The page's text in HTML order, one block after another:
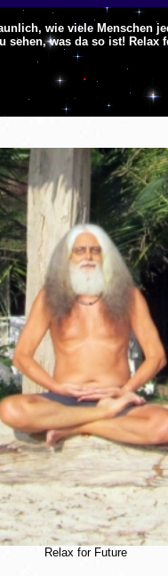
wie viele Menschen
sehen, was da so ist! Relax
.
Relax for Future